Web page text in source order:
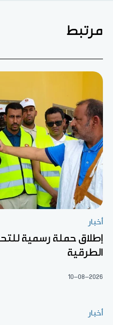
مرتبط
أخبار
إطلاق حملة رسمية
الطرقية
10-08-2026
أخبار